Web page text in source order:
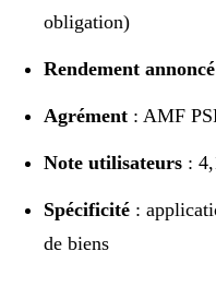
obligation)
Rendement annoncé
Agrément : AMF
Note utilisateurs :
Spécificité :
de biens